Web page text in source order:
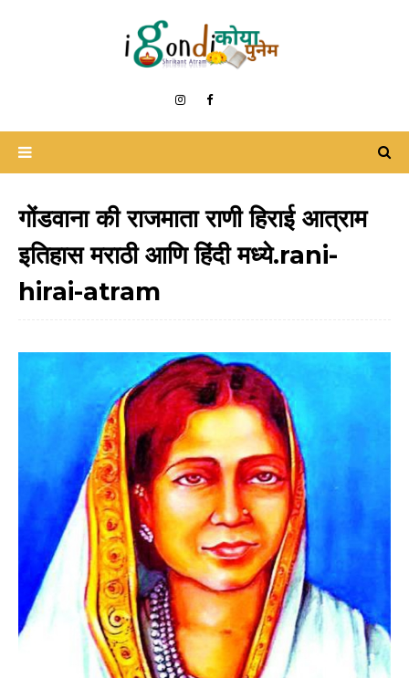
गोंडवाना की राजमाता राणी हिराई आत्राम
इतिहास मराठी आणि हिंदी मध्ये.rani-
hirai-atram